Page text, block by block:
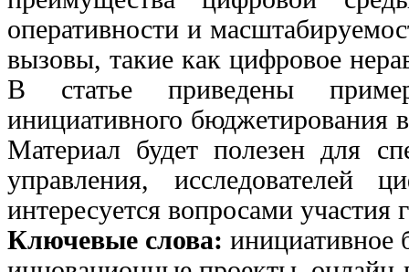
оперативности и
вызовы, такие как цифровое
В статье приведены
инициативного бюджетирования
Материал будет полезен для
управления, исследователей
интересуется вопросами
Ключевые слова: инициативное